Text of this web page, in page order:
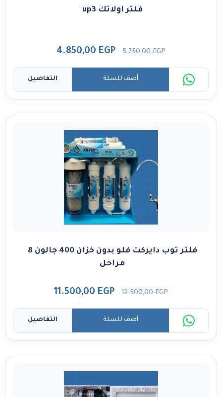
فلتر اولاتك up3
5.750,00EGP
4.850,00 EGP
التفاصيل أضف للسلة
فلتر توب دايركت فلو بدون خزان 400 جالون 8
مراحل
12.500,00EGP
11.500,00 EGP
التفاصيل أضف للسلة